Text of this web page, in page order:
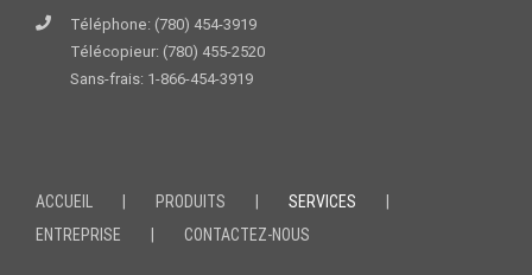
Téléphone: (780) 454-3919
Télécopieur: (780) 455-2520
Sans-frais: 1-866-454-3919
ACCUEIL PRODUITS
SERVICES
ENTREPRISE
CONTACTEZ-NOUS